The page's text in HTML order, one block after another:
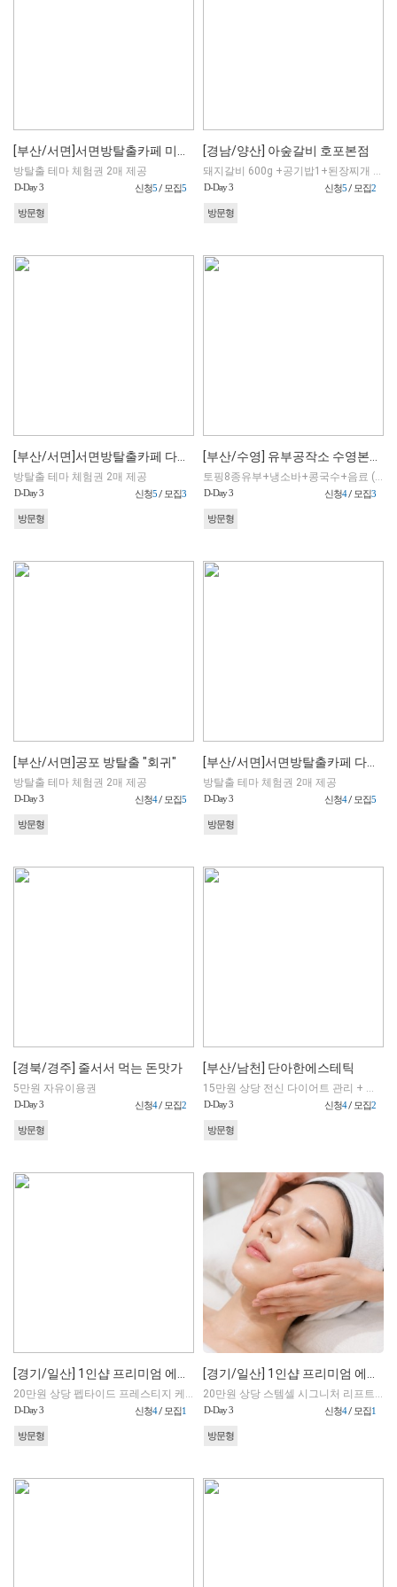
방탈출 테마 체험권 2매 제공
D-Day 3 신청5/ 모집5
방문형
[경남/양산] 아숲갈비 호포본점
돼지갈비 600g +공기밥1+된장찌개 1+육회 밀면 1 (밀면으로 변경 가능)
D-Day 3 신청5/ 모집2
방문형
방탈출 테마 체험권 2매 제공
D-Day 3 신청5/ 모집3
방문형
토핑8종유부+냉소바+콩국수+음료 (포장만 가능)
D-Day 3 신청4/ 모집3
방문형
[부산/서면]공포 방탈출 "회귀"
방탈출 테마 체험권 2매 제공
D-Day 3 신청4/ 모집5
방문형
방탈출 테마 체험권 2매 제공
D-Day 3 신청4/ 모집5
방문형
[경북/경주] 줄서서 먹는 돈맛가
5만원 자유이용권
D-Day 3 신청4/ 모집2
방문형
[부산/남천] 단아한에스테틱
15만원 상당 전신 다이어트 관리 + 인바디 검사 포함
D-Day 3 신청4/ 모집2
방문형
20만원 상당 펩타이드 프레스티지 케어 100분
D-Day 3 신청4/ 모집1
방문형
20만원 상당 스템셀 시그니처 리프트 100분
D-Day 3 신청4/ 모집1
방문형